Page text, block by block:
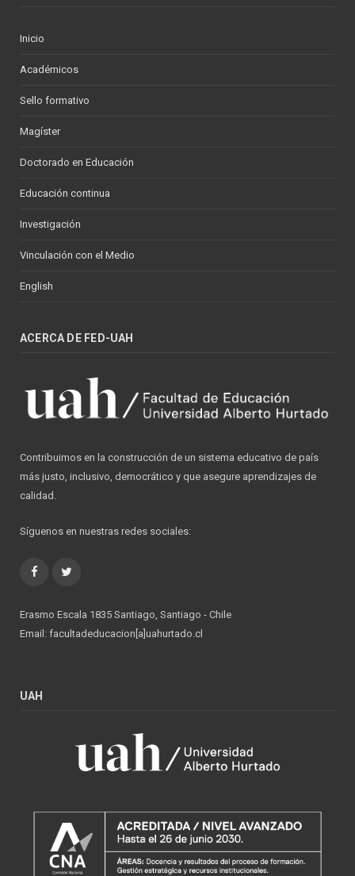
Inicio
Académicos
Sello formativo
Magíster
Doctorado en Educación
Educación continua
Investigación
Vinculación con el Medio
English
ACERCA DE FED-UAH
Contribuimos en la construcción de un sistema educativo de país
más justo, inclusivo, democrático y que asegure aprendizajes de
calidad.
Síguenos en nuestras redes sociales:
Facebook
Erasmo Escala 1835 Santiago, Santiago - Chile
Email: facultadeducacion[a]uahurtado.cl
UAH